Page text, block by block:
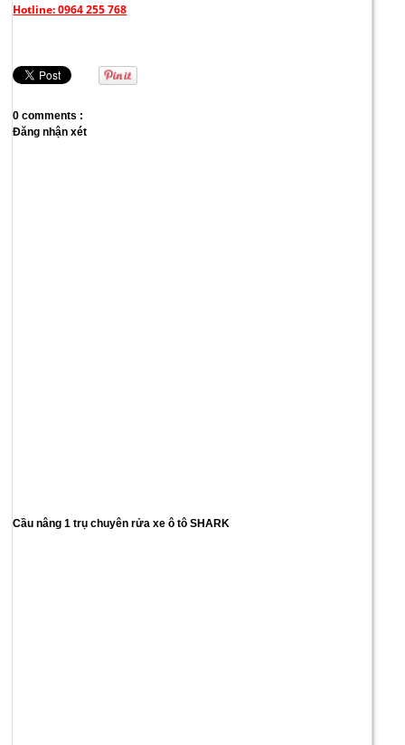
Hotline: 0964 255 768
0 comments :
Đăng nhận xét
Cầu nâng 1 trụ chuyên rửa xe ô tô SHARK